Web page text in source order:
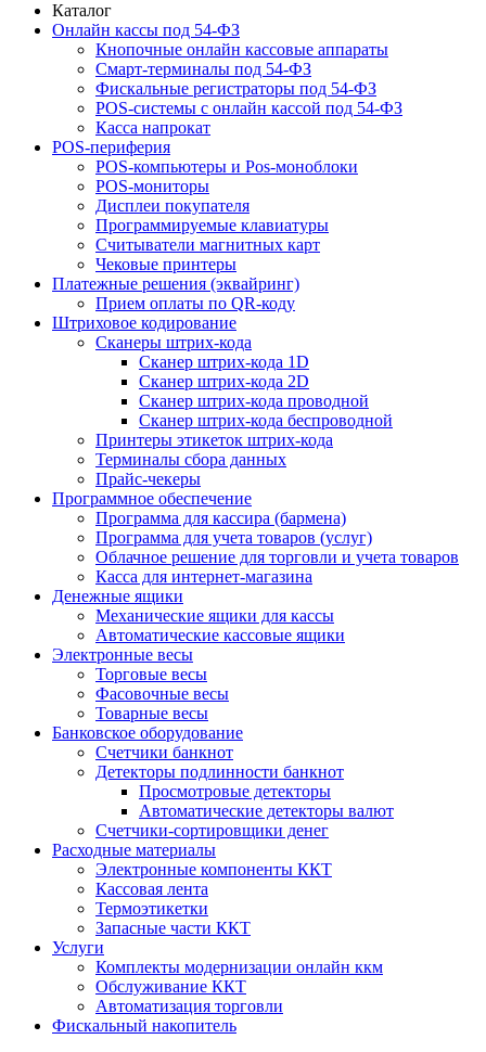
Каталог
Онлайн кассы под 54-ФЗ
Кнопочные онлайн кассовые аппараты
Смарт-терминалы под 54-ФЗ
Фискальные регистраторы под 54-ФЗ
POS-системы с онлайн кассой под 54-ФЗ
Касса напрокат
POS-периферия
POS-компьютеры и Pos-моноблоки
POS-мониторы
Дисплеи покупателя
Программируемые клавиатуры
Считыватели магнитных карт
Чековые принтеры
Платежные решения (эквайринг)
Прием оплаты по QR-коду
Штриховое кодирование
Сканеры штрих-кода
Сканер штрих-кода 1D
Сканер штрих-кода 2D
Сканер штрих-кода проводной
Сканер штрих-кода беспроводной
Принтеры этикеток штрих-кода
Терминалы сбора данных
Прайс-чекеры
Программное обеспечение
Программа для кассира (бармена)
Программа для учета товаров (услуг)
Облачное решение для торговли и учета товаров
Касса для интернет-магазина
Денежные ящики
Механические ящики для кассы
Автоматические кассовые ящики
Электронные весы
Торговые весы
Фасовочные весы
Товарные весы
Банковское оборудование
Счетчики банкнот
Детекторы подлинности банкнот
Просмотровые детекторы
Автоматические детекторы валют
Счетчики-сортировщики денег
Расходные материалы
Электронные компоненты ККТ
Кассовая лента
Термоэтикетки
Запасные части ККТ
Услуги
Комплекты модернизации онлайн ккм
Обслуживание ККТ
Автоматизация торговли
Фискальный накопитель